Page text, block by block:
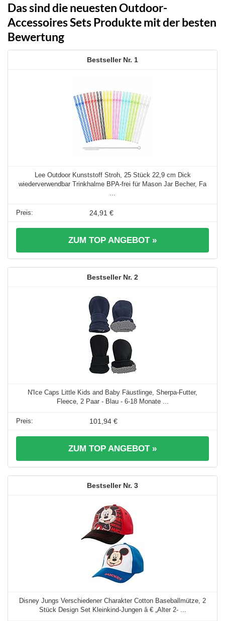
Das sind die neuesten Outdoor-
Accessoires Sets Produkte mit der besten
Bewertung
1
Lee Outdoor Kunststoff Stroh, 25 Stück 22,9 cm Dick
wiederverwendbar Trinkhalme BPA-frei für Mason Jar Becher, Fa
...
24,91 €
ZUM TOP ANGEBOT »
2
N'Ice Caps Little Kids and Baby Fäustlinge, Sherpa-Futter,
Fleece, 2 Paar - Blau - 6-18 Monate ...
101,94 €
ZUM TOP ANGEBOT »
3
Disney Jungs Verschiedener Charakter Cotton Baseballmütze, 2
Stück Design Set Kleinkind-Jungen â € „Alter 2- ...